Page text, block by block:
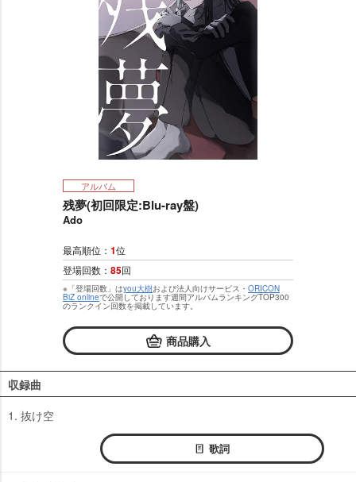
アルバム
残夢(初回限定:Blu-ray盤)
Ado
最高順位： 1位
登場回数： 85回
※「登場回数」はyou大樹および法人向けサービス・ ORICON
BiZ onlineで公開しております週間アルバムランキングTOP300
のランクイン回数を掲載しています。
商品購入
収録曲
1. 抜け空
歌詞